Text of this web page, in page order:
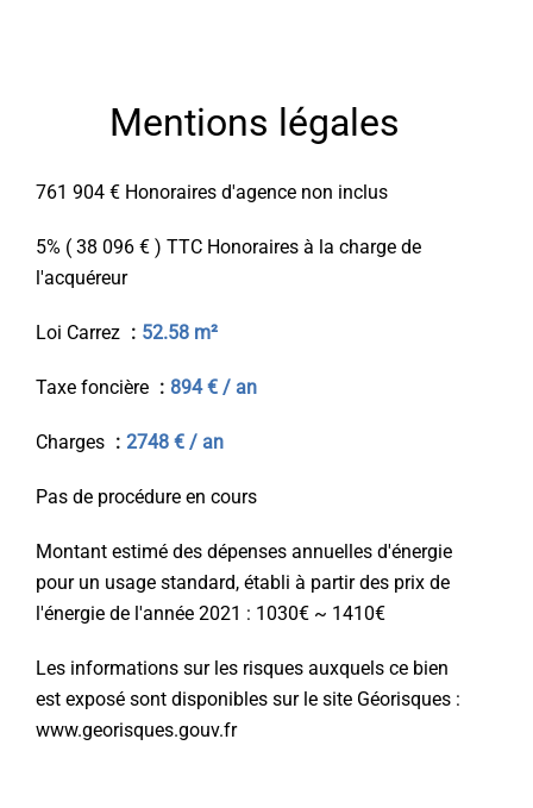
Mentions légales
761 904 € Honoraires d'agence non inclus
5% ( 38 096 € ) TTC Honoraires à la charge de
l'acquéreur
Loi Carrez 52.58 m²
Taxe foncière 894 € / an
Charges 2748 € / an
Pas de procédure en cours
Montant estimé des dépenses annuelles d'énergie
pour un usage standard, établi à partir des prix de
l'énergie de l'année 2021 : 1030€ ~ 1410€
Les informations sur les risques auxquels ce bien
est exposé sont disponibles sur le site Géorisques :
www.georisques.gouv.fr